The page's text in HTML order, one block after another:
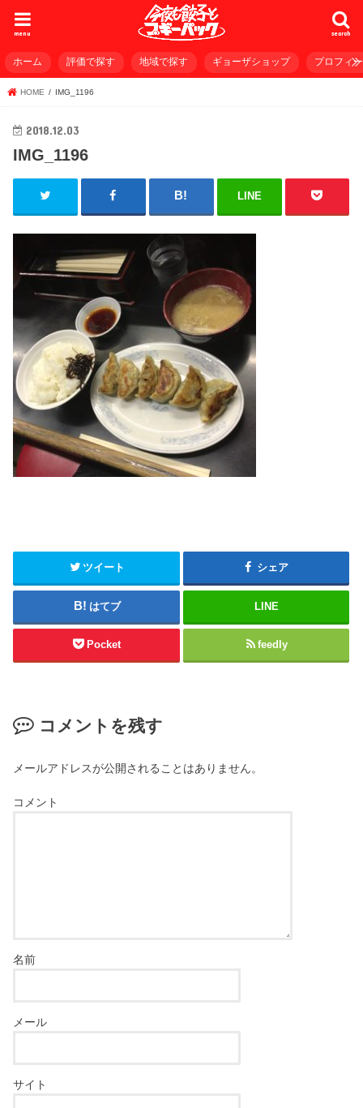
search
menu
ホーム 評価で探す 地域で探す ギョーザショップ プロフィ
HOME IMG_1196
2018.12.03
IMG_1196
LINE
ツイート シェア
はてブ LINE
Pocket feedly
コメントを残す
メールアドレスが公開されることはありません。
コメント
名前
メール
サイト